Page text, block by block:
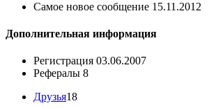
Самое новое сообщение 15.11.2012
Дополнительная информация
Регистрация 03.06.2007
Рефералы 8
Друзья18